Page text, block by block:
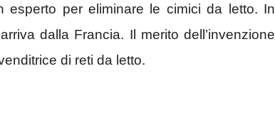
esperto per eliminare le cimici da letto. In
dalla Francia. Il merito dell’invenzione
di reti da letto.